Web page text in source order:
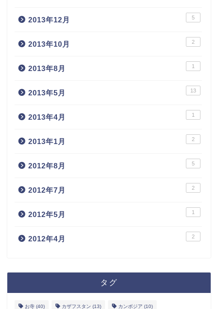
2013年12月 5
2013年10月 2
2013年8月 1
2013年5月 13
2013年4月 1
2013年1月 2
2012年8月 5
2012年7月 2
2012年5月 1
2012年4月 2
タグ
お寺 (40) カザフスタン (13) カンボジア (10)
サイトマップ